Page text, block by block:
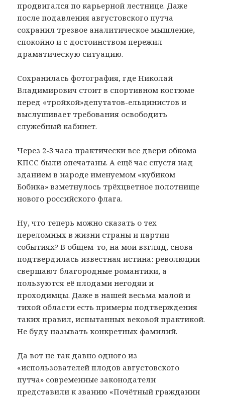
продвигался по карьерной лестнице. Даже
после подавления августовского путча
сохранил трезвое аналитическое мышление,
спокойно и с достоинством пережил
драматическую ситуацию.
Сохранилась фотография, где Николай
Владимирович стоит в спортивном костюме
перед «тройкой»депутатов-ельцинистов и
выслушивает требования освободить
служебный кабинет.
Через 2-3 часа практически все двери обкома
КПСС были опечатаны. А ещё час спустя над
зданием в народе именуемом «кубиком
Бобика» взметнулось трёхцветное полотнище
нового российского флага.
Ну, что теперь можно сказать о тех
переломных в жизни страны и партии
событиях? В общем-то, на мой взгляд, снова
подтвердилась известная истина: революции
свершают благородные романтики, а
пользуются её плодами негодяи и
проходимцы. Даже в нашей весьма малой и
тихой области есть примеры подтверждения
таких правил, испытанных вековой практикой.
Не буду называть конкретных фамилий.
Да вот не так давно одного из
«использователей плодов августовского
путча» современные законодатели
представили к званию «Почётный гражданин